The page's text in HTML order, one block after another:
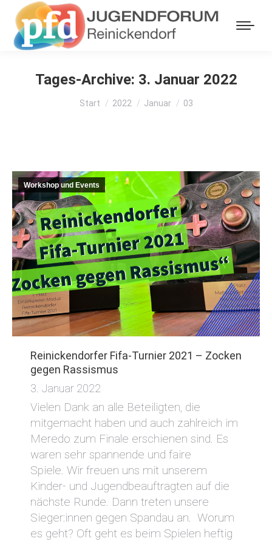
Tages-Archive: 3. Januar 2022
Sie befinden sich hier:
Start 2022 Januar 03
Workshop und Events
Reinickendorfer Fifa-Turnier 2021 – Zocken
gegen Rassismus
3. Januar 2022
Vielen Dank an alle Beteiligten, die
mitgemacht haben und auch zahlreich im
Meredo zum Finale erschienen sind. Es
waren sehr spannende und faire
Spiele. Wir freuen uns mit unserem
Kinder- und Jugendbeauftragten auf die
nächste Runde. Dann treten unsere
Sieger:innen gegen Spandau an. Worum
es geht? Oft geht es beim Spielen heftig